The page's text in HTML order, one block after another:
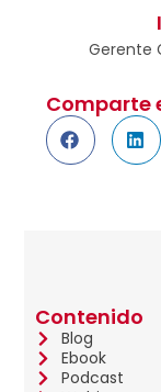
Gerente
Comparte
Contenido
Blog
Ebook
Podcast